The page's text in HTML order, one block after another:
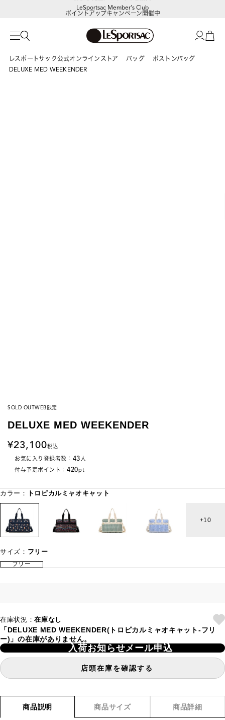
LeSportsac Member's Club
ポイントアップキャンペーン開催中
レスポートサック公式オンラインストア バッグ
ボストンバッグ
DELUXE MED WEEKENDER
SOLD OUTWEB限定
DELUXE MED WEEKENDER
23,100税込
お気に入り登録者数： 43人
付与予定ポイント： 420pt
カラー： トロピカルミャオキャット
10
サイズ： フリー
フリー
在庫状況：在庫なし
「DELUXE MED WEEKENDER(トロピカルミャオキャット-フリ
ー)」の在庫がありません。
入荷お知らせメール申込
店頭在庫を確認する
商品説明 商品サイズ 商品詳細